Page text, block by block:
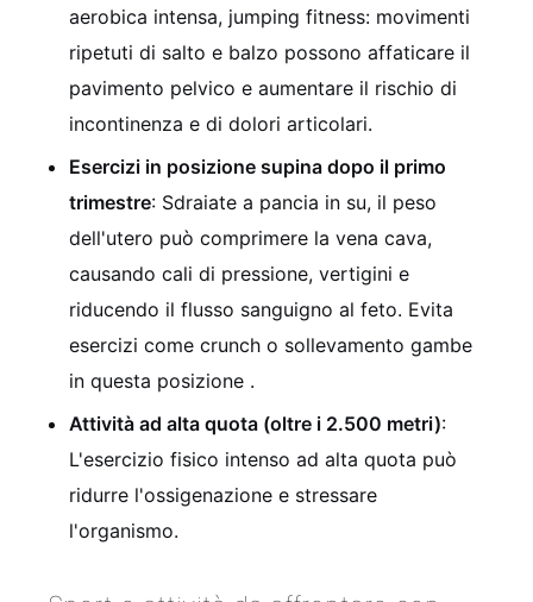
aerobica intensa, jumping fitness: movimenti
ripetuti di salto e balzo possono affaticare il
pavimento pelvico e aumentare il rischio di
incontinenza e di dolori articolari.
Esercizi in posizione supina dopo il primo
trimestre: Sdraiate a pancia in su, il peso
dell'utero può comprimere la vena cava,
causando cali di pressione, vertigini e
riducendo il flusso sanguigno al feto. Evita
esercizi come crunch o sollevamento gambe
in questa posizione .
Attività ad alta quota (oltre i 2.500 metri):
L'esercizio fisico intenso ad alta quota può
ridurre l'ossigenazione e stressare
l'organismo.